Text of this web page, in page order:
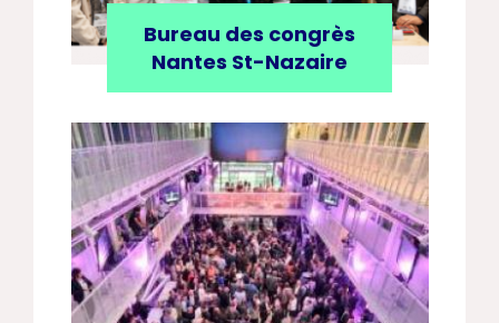
Bureau des congrès
Nantes St-Nazaire